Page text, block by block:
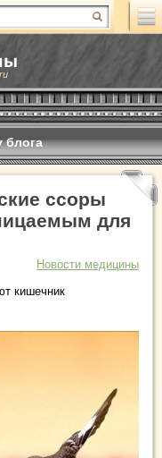
блога
ссоры
для
Новости медицины
кишечник